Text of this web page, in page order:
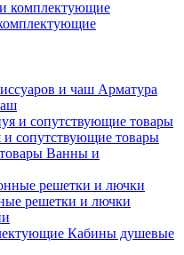
Арматура
сопутствующие товары
Ванны и
решетки и лючки
Кабины душевые